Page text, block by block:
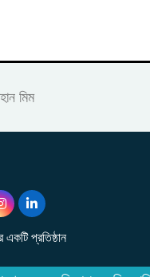
মিম
একটি প্রতিষ্ঠান